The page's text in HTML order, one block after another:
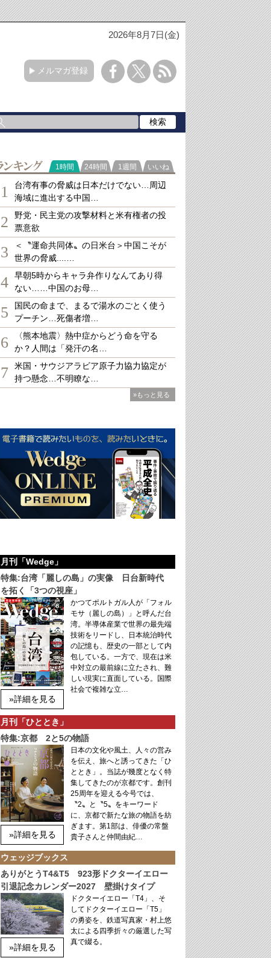
2026年8月7日(金)
メルマガ登録
ランキング
1時間 24時間 1週間 いいね
1
台湾有事の脅威は日本だけでない…周辺
海域に進出する中国…
2
野党・民主党の攻撃材料と米有権者の投
票意欲
3
＜〝運命共同体〟の日米台＞中国こそが
世界の脅威....…
4
早朝5時からキャラ弁作りなんてあり得
ない……中国のお母…
5
国民の命まで、まるで湯水のごとく使う
プーチン…死傷者増…
6
〈熊本地震〉熱中症からどう命を守る
か？人間は「発汗の名…
7
米国・サウジアラビア原子力協力協定が
持つ懸念…不明瞭な…
»もっと見る
月刊「Wedge」
特集:台湾「麗しの島」の実像 日台新時代
を拓く「3つの視座」
»詳細を見る
かつてポルトガル人が「フォル
モサ（麗しの島）」と呼んだ台
湾。半導体産業で世界の最先端
技術をリードし、日本統治時代
の記憶も、歴史の一部として内
包している。一方で、現在は米
中対立の最前線に立たされ、難
しい現実に直面している。国際
社会で複雑な立…
月刊「ひととき」
特集:京都 2と5の物語
»詳細を見る
日本の文化や風土、人々の営み
を伝え、旅へと誘ってきた「ひ
ととき」。当誌が幾度となく特
集してきたのが京都です。創刊
25周年を迎える今号では、
〝2〟と〝5〟をキーワード
に、京都で新たな旅の物語を紡
ぎます。第1部は、俳優の常盤
貴子さんと仲間由紀…
ウェッジブックス
ありがとうT4&T5 923形ドクターイエロー
引退記念カレンダー2027 壁掛けタイプ
»詳細を見る
ドクターイエロー「T4」、そ
してドクターイエロー「T5」
の勇姿を、鉄道写真家・村上悠
太による四季折々の厳選した写
真で綴る。